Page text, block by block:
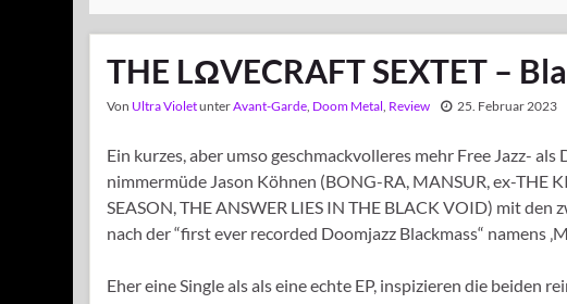
THE LΩVECRAFT SEXTET –
Von Ultra VioletunterAvant-Garde, Doom Metal, Review 25. Februar 2023
Ein kurzes, aber umso geschmackvolleres mehr Free Jazz-
nimmermüde Jason Köhnen (BONG-RA, MANSUR, ex-THE
SEASON, THE ANSWER LIES IN THE BLACK VOID) mit den
nach der “first ever recorded Doomjazz Blackmass“ namens
Eher eine Single als als eine echte EP, inspizieren die beiden